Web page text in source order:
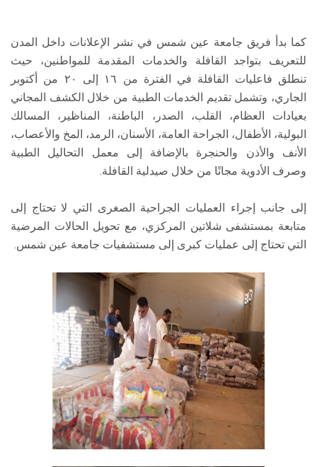
كما بدأ فريق جامعة عين شمس في نشر الإعلانات داخل المدن
للتعريف بتواجد القافلة والخدمات المقدمة للمواطنين، حيث
تنطلق فاعليات القافلة في الفترة من ١٦ إلى ٢٠ من أكتوبر
الجاري، وتشمل تقديم الخدمات الطبية من خلال الكشف المجاني
بعيادات العظام، القلب، الصدر، الباطنة، المناظير، المسالك
البولية، الأطفال، الجراحة العامة، الأسنان، الرمد، المخ والأعصاب،
الأنف والأذن والحنجرة بالإضافة إلى معمل التحاليل الطبية
وصرف الأدوية مجانًا من خلال صيدلية القافلة.
إلى جانب إجراء العمليات الجراحية الصغرى التي لا تحتاج إلى
متابعة بمستشفى شلاتين المركزي، مع تحويل الحالات المرضية
التي تحتاج إلى عمليات كبرى إلى مستشفيات جامعة عين شمس.